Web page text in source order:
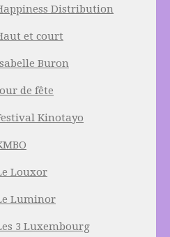
Distribution
et court
Buron
de fête
Kinotayo
Louxor
Luminor
3 Luxembourg